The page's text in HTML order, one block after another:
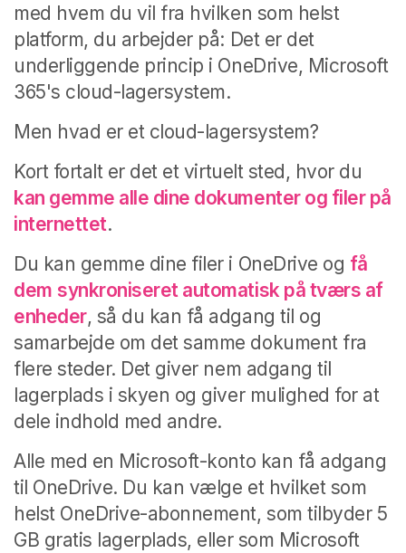
med hvem du vil fra hvilken som helst
platform, du arbejder på: Det er det
underliggende princip i OneDrive, Microsoft
365's cloud-lagersystem.
Men hvad er et cloud-lagersystem?
Kort fortalt er det et virtuelt sted, hvor du
kan gemme alle dine dokumenter og filer på
internettet.
Du kan gemme dine filer i OneDrive og få
dem synkroniseret automatisk på tværs af
enheder, så du kan få adgang til og
samarbejde om det samme dokument fra
flere steder. Det giver nem adgang til
lagerplads i skyen og giver mulighed for at
dele indhold med andre.
Alle med en Microsoft-konto kan få adgang
til OneDrive. Du kan vælge et hvilket som
helst OneDrive-abonnement, som tilbyder 5
GB gratis lagerplads, eller som Microsoft